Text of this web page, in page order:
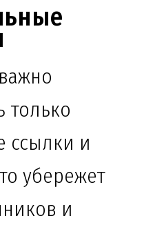
только
ссылки и
убережет
и